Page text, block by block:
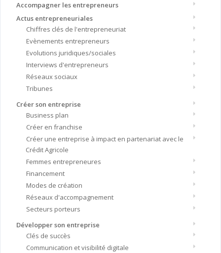
Accompagner les entrepreneurs
Actus entrepreneuriales
Chiffres clés de l'entrepreneuriat
Evènements entrepreneurs
Evolutions juridiques/sociales
Interviews d'entrepreneurs
Réseaux sociaux
Tribunes
Créer son entreprise
Business plan
Créer en franchise
Créer une entreprise à impact en partenariat avec le
Crédit Agricole
Femmes entrepreneures
Financement
Modes de création
Réseaux d'accompagnement
Secteurs porteurs
Développer son entreprise
Clés de succès
Communication et visibilité digitale